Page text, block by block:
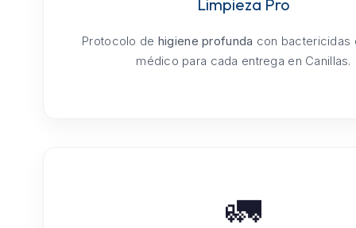
Limpieza Pro
Protocolo de higiene profunda con bactericidas
médico para cada entrega en Canillas.
🚛